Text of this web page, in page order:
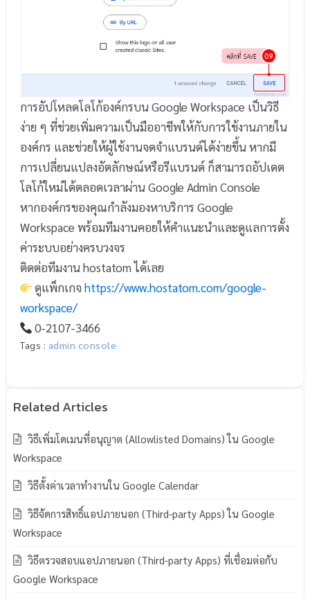
การอัปโหลดโลโก้องค์กรบน Google Workspace เป็นวิธี
ง่าย ๆ ที่ช่วยเพิ่มความเป็นมืออาชีพให้กับการใช้งานภายใน
องค์กร และช่วยให้ผู้ใช้งานจดจำแบรนด์ได้ง่ายขึ้น หากมี
การเปลี่ยนแปลงอัตลักษณ์หรือรีแบรนด์ ก็สามารถอัปเดต
โลโก้ใหม่ได้ตลอดเวลาผ่าน Google Admin Console
หากองค์กรของคุณกำลังมองหาบริการ Google
Workspace พร้อมทีมงานคอยให้คำแนะนำและดูแลการตั้ง
ค่าระบบอย่างครบวงจร
ติดต่อทีมงาน hostatom ได้เลย
ดูแพ็กเกจ https://www.hostatom.com/google-
workspace/
0-2107-3466
Tags : admin console
วิธีเพิ่มโดเมนที่อนุญาต (Allowlisted Domains) ใน Google
Workspace
วิธีตั้งค่าเวลาทำงานใน Google Calendar
วิธีจัดการสิทธิ์แอปภายนอก (Third-party Apps) ใน Google
Workspace
วิธีตรวจสอบแอปภายนอก (Third-party Apps) ที่เชื่อมต่อกับ
Google Workspace